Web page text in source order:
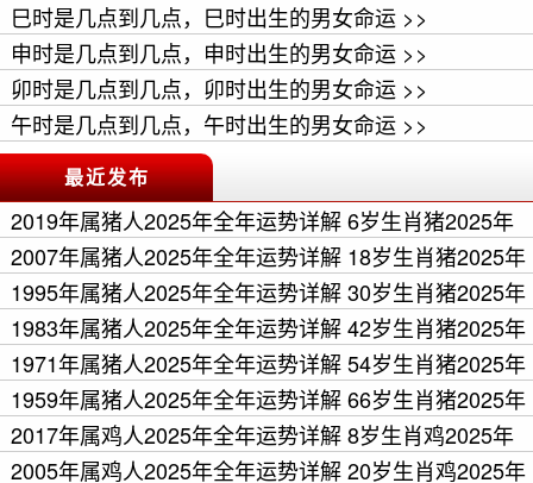
巳时是几点到几点，巳时出生的男女命运 >>
申时是几点到几点，申时出生的男女命运 >>
卯时是几点到几点，卯时出生的男女命运 >>
午时是几点到几点，午时出生的男女命运 >>
最近发布
2019年属猪人2025年全年运势详解 6岁生肖猪2025年
每月运程 >>
2007年属猪人2025年全年运势详解 18岁生肖猪2025年
每月运程 >>
1995年属猪人2025年全年运势详解 30岁生肖猪2025年
每月运程 >>
1983年属猪人2025年全年运势详解 42岁生肖猪2025年
每月运程 >>
1971年属猪人2025年全年运势详解 54岁生肖猪2025年
每月运程 >>
1959年属猪人2025年全年运势详解 66岁生肖猪2025年
每月运程 >>
2017年属鸡人2025年全年运势详解 8岁生肖鸡2025年
每月运程 >>
2005年属鸡人2025年全年运势详解 20岁生肖鸡2025年